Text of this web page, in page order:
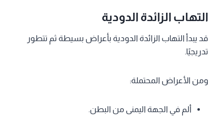
التهاب الزائدة الدودية
قد يبدأ التهاب الزائدة الدودية بأعراض بسيطة ثم تتطور
تدريجيًا.
ومن الأعراض المحتملة:
ألم في الجهة اليمنى من البطن.